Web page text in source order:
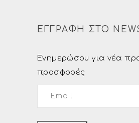
ΕΓΓΡΑΦΗ ΣΤΟ
Ενημερώσου για νέα
προσφορές